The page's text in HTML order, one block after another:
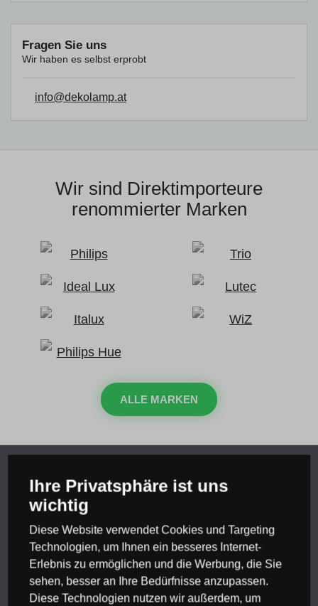
Fragen Sie uns
Wir haben es selbst erprobt
info@dekolamp.at
Wir sind Direktimporteure
renommierter Marken
ALLE MARKEN
Wir beraten Sie
Kontakt
Magazin
Beratung
Ihre Privatsphäre ist uns
wichtig
Diese Website verwendet Cookies und Targeting
Technologien, um Ihnen ein besseres Internet-
Erlebnis zu ermöglichen und die Werbung, die Sie
sehen, besser an Ihre Bedürfnisse anzupassen.
Diese Technologien nutzen wir außerdem, um